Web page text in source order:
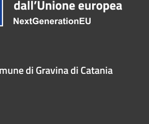
di Gravina di Catania